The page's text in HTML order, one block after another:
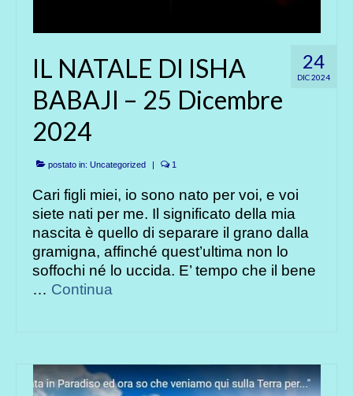
24
DIC 2024
IL NATALE DI ISHA
BABAJI – 25 Dicembre
2024
postato in: Uncategorized | 1
Cari figli miei, io sono nato per voi, e voi
siete nati per me. Il significato della mia
nascita è quello di separare il grano dalla
gramigna, affinché quest’ultima non lo
soffochi né lo uccida. E’ tempo che il bene
… Continua